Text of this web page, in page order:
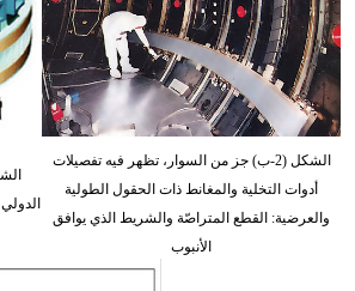
الشكل (2-ب) جز من السوار، تظهر فيه تفصيلات
أدوات التخلية والمغانط ذات الحقول الطولية
والعرضية: القطع المتراصّة والشريط الذي يوافق
الأنبوب